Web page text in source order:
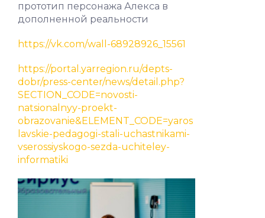
прототип персонажа Алекса в
дополненной реальности
https://vk.com/wall-68928926_15561
https://portal.yarregion.ru/depts-
dobr/press-center/news/detail.php?
SECTION_CODE=novosti-
natsionalnyy-proekt-
obrazovanie&ELEMENT_CODE=yaros
lavskie-pedagogi-stali-uchastnikami-
vserossiyskogo-sezda-uchiteley-
informatiki